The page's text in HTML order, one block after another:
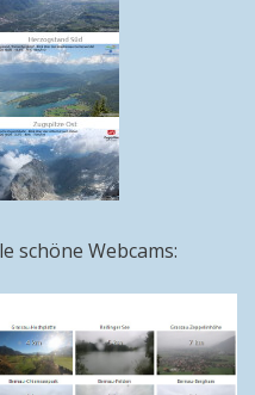
schöne Webcams: